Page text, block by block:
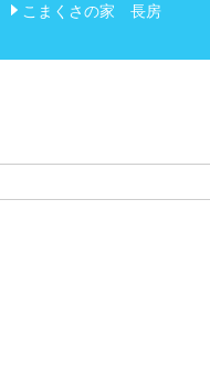
こまくさの家 長房